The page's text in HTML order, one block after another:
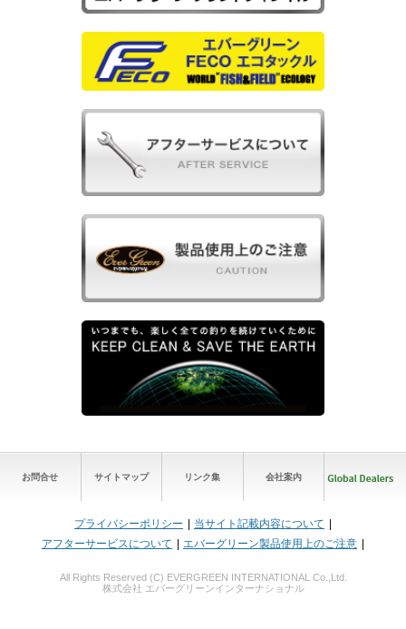
お問合せ サイトマップ リンク集 会社案内
プライバシーポリシー
当サイト記載内容について
アフターサービスについて
エバーグリーン製品使用上のご注意
All Rights Reserved (C) EVERGREEN INTERNATIONAL Co.,Ltd.
株式会社 エバーグリーンインターナショナル